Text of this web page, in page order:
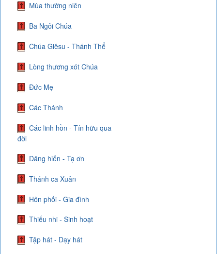
Mùa thường niên
Ba Ngôi Chúa
Chúa Giêsu - Thánh Thể
Lòng thương xót Chúa
Đức Mẹ
Các Thánh
Các linh hồn - Tín hữu qua
đời
Dâng hiến - Tạ ơn
Thánh ca Xuân
Hôn phối - Gia đình
Thiếu nhi - Sinh hoạt
Tập hát - Dạy hát